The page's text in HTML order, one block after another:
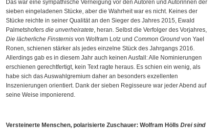
Das war eine sympathische Verneigung vor den Autoren und Autorinnen der
sieben eingeladenen Stücke, aber die Wahrheit war es nicht. Keines der
Stücke reichte in seiner Qualität an den Sieger des Jahres 2015, Ewald
Palmetshofers die unverheiratete , heran. Selbst die Verfolger des Vorjahres,
Die lächerliche Finsternis von Wolfram Lotz und Common Ground von Yael
Ronen, schienen stärker als jedes einzelne Stück des Jahrgangs 2016.
Allerdings gab es in diesem Jahr auch keinen Ausfall: Alle Nominierungen
erschienen gerechtfertigt, kein Text ragte heraus. Es schien ein wenig, als
habe sich das Auswahlgremium daher an besonders exzellenten
Inszenierungen orientiert. Dank der sieben Regisseure war jeder Abend auf
seine Weise imponierend.
Versteinerte Menschen, polarisierte Zuschauer: Wolfram Hölls Drei sind